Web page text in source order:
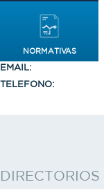
NORMATIVAS
USUARIO:
EMAIL:
TELEFONO:
DIRECTORIOS